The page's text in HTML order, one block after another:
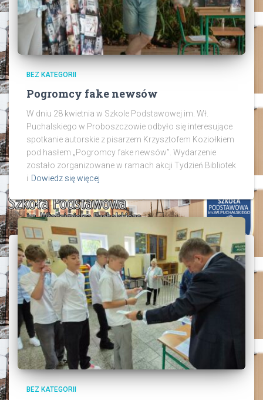
BEZ KATEGORII
Pogromcy fake newsów
W dniu 28 kwietnia w Szkole Podstawowej im. Wł.
Puchalskiego w Proboszczowie odbyło się interesujące
spotkanie autorskie z pisarzem Krzysztofem Koziołkiem
pod hasłem „Pogromcy fake newsów”. Wydarzenie
zostało zorganizowane w ramach akcji Tydzień Bibliotek
i Dowiedz się więcej
BEZ KATEGORII